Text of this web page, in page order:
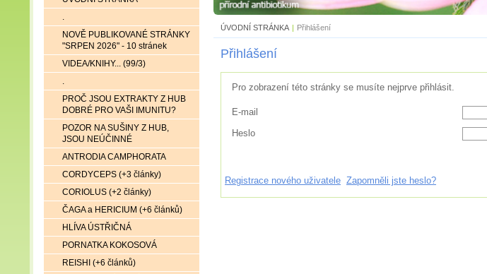
ÚVODNÍ STRÁNKA | Přihlášení
Přihlášení
Pro zobrazení této stránky se musíte nejprve přihlásit.
E-mail
Heslo
Registrace nového uživatele Zapomněli jste heslo?
.
NOVĚ PUBLIKOVANÉ STRÁNKY
"SRPEN 2026" - 10 stránek
VIDEA/KNIHY... (99/3)
.
PROČ JSOU EXTRAKTY Z HUB
DOBRÉ PRO VAŠI IMUNITU?
POZOR NA SUŠINY Z HUB,
JSOU NEÚČINNÉ
ANTRODIA CAMPHORATA
CORDYCEPS (+3 články)
CORIOLUS (+2 články)
ČAGA a HERICIUM (+6 článků)
HLÍVA ÚSTŘIČNÁ
PORNATKA KOKOSOVÁ
REISHI (+6 článků)